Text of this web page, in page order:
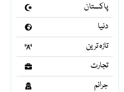
پاکستان
دنیا
تازہ ترین
تجارت
جرائم